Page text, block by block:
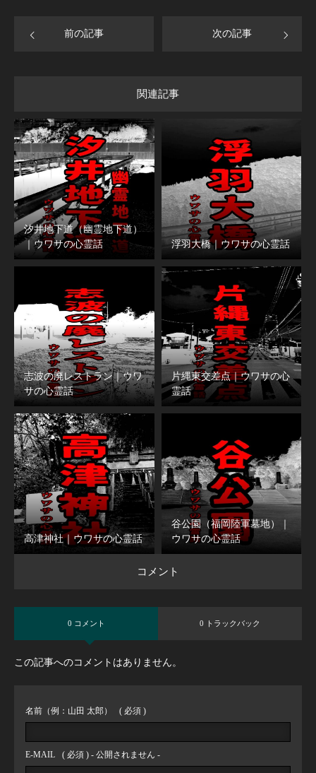
前の記事 次の記事
関連記事
汐井地下道（幽霊地下道）
｜ウワサの心霊話
浮羽大橋｜ウワサの心霊話
志波の廃レストラン｜ウワ
サの心霊話
片縄東交差点｜ウワサの心
霊話
高津神社｜ウワサの心霊話
谷公園（福岡陸軍墓地）｜
ウワサの心霊話
コメント
0 コメント 0 トラックバック
この記事へのコメントはありません。
名前（例：山田 太郎） ( 必須 )
E-MAIL ( 必須 ) - 公開されません -